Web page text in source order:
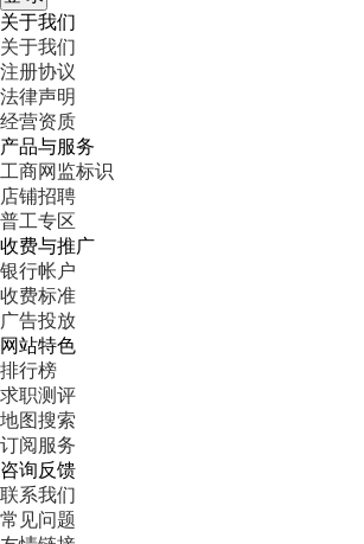
关于我们
关于我们
注册协议
法律声明
经营资质
产品与服务
工商网监标识
店铺招聘
普工专区
收费与推广
银行帐户
收费标准
广告投放
网站特色
排行榜
求职测评
地图搜索
订阅服务
咨询反馈
联系我们
常见问题